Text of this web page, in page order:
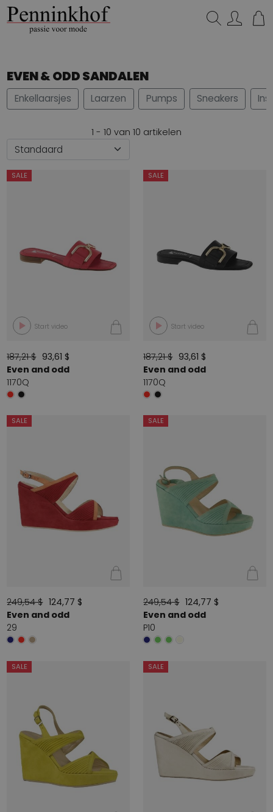
EVEN & ODD SANDALEN
Enkellaarsjes Laarzen Pumps Sneakers
1 - 10 van 10 artikelen
SALE
Start video
187,21 $ 93,61 $
Even and odd
1170Q
SALE
Start video
187,21 $ 93,61 $
Even and odd
1170Q
SALE
249,54 $ 124,77 $
Even and odd
29
SALE
249,54 $ 124,77 $
Even and odd
P10
SALE SALE